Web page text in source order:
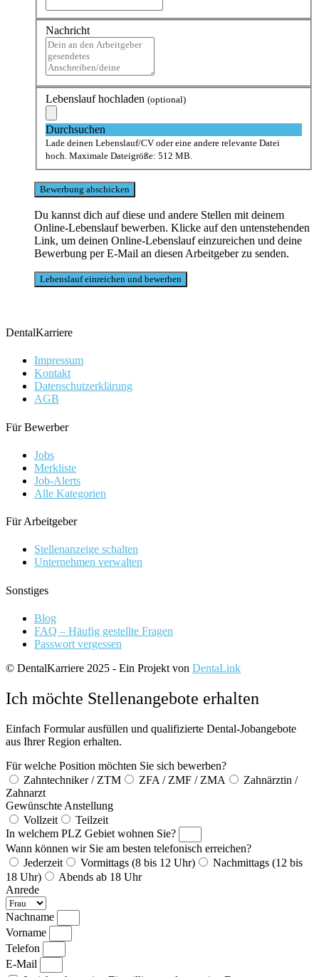
Nachricht
Lebenslauf hochladen (optional)
Durchsuchen
Lade deinen Lebenslauf/CV oder eine andere relevante Datei
hoch. Maximale Dateigröße: 512 MB.
Du kannst dich auf diese und andere Stellen mit deinem
Online-Lebenslauf bewerben. Klicke auf den untenstehenden
Link, um deinen Online-Lebenslauf einzureichen und deine
Bewerbung per E-Mail an diesen Arbeitgeber zu senden.
DentalKarriere
Impressum
Kontakt
Datenschutzerklärung
AGB
Für Bewerber
Jobs
Merkliste
Job-Alerts
Alle Kategorien
Für Arbeitgeber
Stellenanzeige schalten
Unternehmen verwalten
Sonstiges
Blog
FAQ – Häufig gestellte Fragen
Passwort vergessen
© DentalKarriere 2025 - Ein Projekt von DentaLink
Ich möchte Stellenangebote erhalten
Einfach Formular ausfüllen und qualifizierte Dental-Jobangebote
aus Ihrer Region erhalten.
Für welche Position möchten Sie sich bewerben?
Zahntechniker / ZTM
ZFA / ZMF / ZMA
Zahnärztin /
Zahnarzt
Gewünschte Anstellung
Vollzeit
Teilzeit
In welchem PLZ Gebiet wohnen Sie?
Wann können wir Sie am besten telefonisch erreichen?
Jederzeit
Vormittags (8 bis 12 Uhr)
Nachmittags (12 bis
18 Uhr)
Abends ab 18 Uhr
Anrede
Nachname
Vorname
Telefon
E-Mail